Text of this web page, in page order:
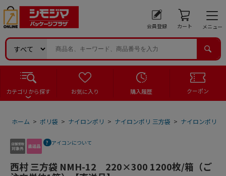
会員登録 カート メニュー
カテゴリから探す お気に入り 購入履歴 クーポン
ホーム > ポリ袋 > ナイロンポリ > ナイロンポリ 三方袋 > ナイロンポリ
アイコンについて
西村 三方袋 NMH-12 220×300 1200枚/箱（ご